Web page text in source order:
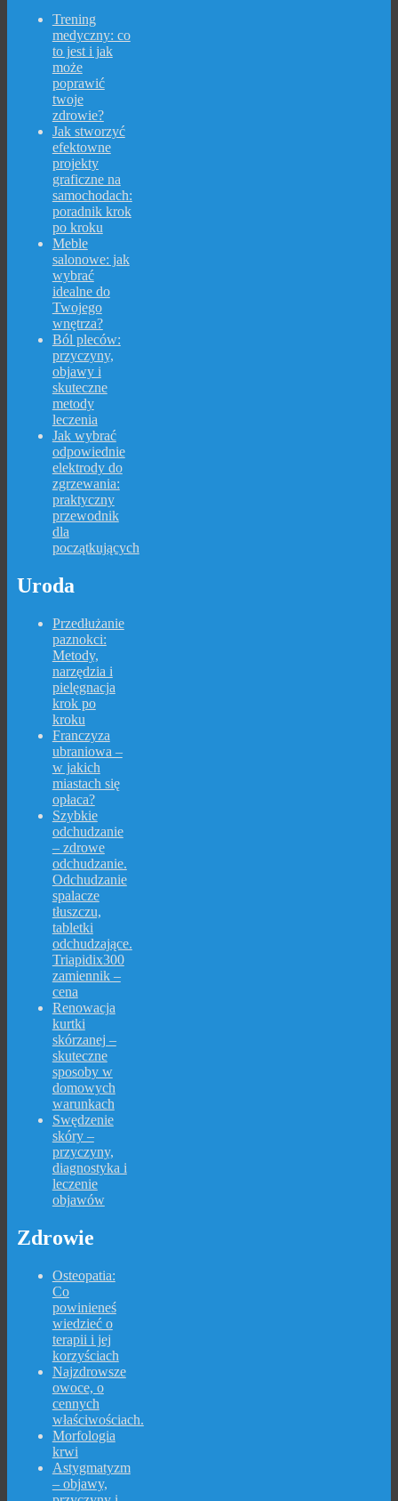
Trening
medyczny: co
to jest i jak
może
poprawić
twoje
zdrowie?
Jak stworzyć
efektowne
projekty
graficzne na
samochodach:
poradnik krok
po kroku
Meble
salonowe: jak
wybrać
idealne do
Twojego
wnętrza?
Ból pleców:
przyczyny,
objawy i
skuteczne
metody
leczenia
Jak wybrać
odpowiednie
elektrody do
zgrzewania:
praktyczny
przewodnik
dla
początkujących
Uroda
Przedłużanie
paznokci:
Metody,
narzędzia i
pielęgnacja
krok po
kroku
Franczyza
ubraniowa –
w jakich
miastach się
opłaca?
Szybkie
odchudzanie
– zdrowe
odchudzanie.
Odchudzanie
spalacze
tłuszczu,
tabletki
odchudzające.
Triapidix300
zamiennik –
cena
Renowacja
kurtki
skórzanej –
skuteczne
sposoby w
domowych
warunkach
Swędzenie
skóry –
przyczyny,
diagnostyka i
leczenie
objawów
Zdrowie
Osteopatia:
Co
powinieneś
wiedzieć o
terapii i jej
korzyściach
Najzdrowsze
owoce, o
cennych
właściwościach.
Morfologia
krwi
Astygmatyzm
– objawy,